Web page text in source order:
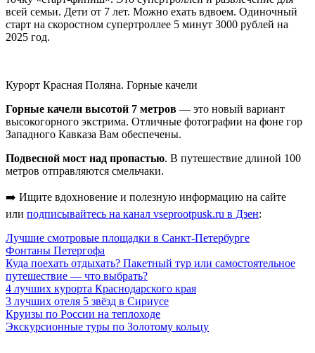
всей семьи. Дети от 7 лет. Можно ехать вдвоем. Одиночный
старт на скоростном супертроллее 5 минут 3000 рублей на
2025 год.
Курорт Красная Поляна. Горные качели
Горные качели высотой 7 метров — это новый вариант
высокогорного экстрима. Отличные фотографии на фоне гор
Западного Кавказа Вам обеспечены.
Подвесной мост над пропастью. В путешествие длиной 100
метров отправляются смельчаки.
➡️ Ищите вдохновение и полезную информацию на сайте
или подписывайтесь на канал vseprootpusk.ru в Дзен:
Лучшие смотровые площадки в Санкт-Петербурге
Фонтаны Петергофа
Куда поехать отдыхать? Пакетный тур или самостоятельное
путешествие — что выбрать?
4 лучших курорта Краснодарского края
3 лучших отеля 5 звёзд в Сириусе
Круизы по России на теплоходе
Экскурсионные туры по Золотому кольцу